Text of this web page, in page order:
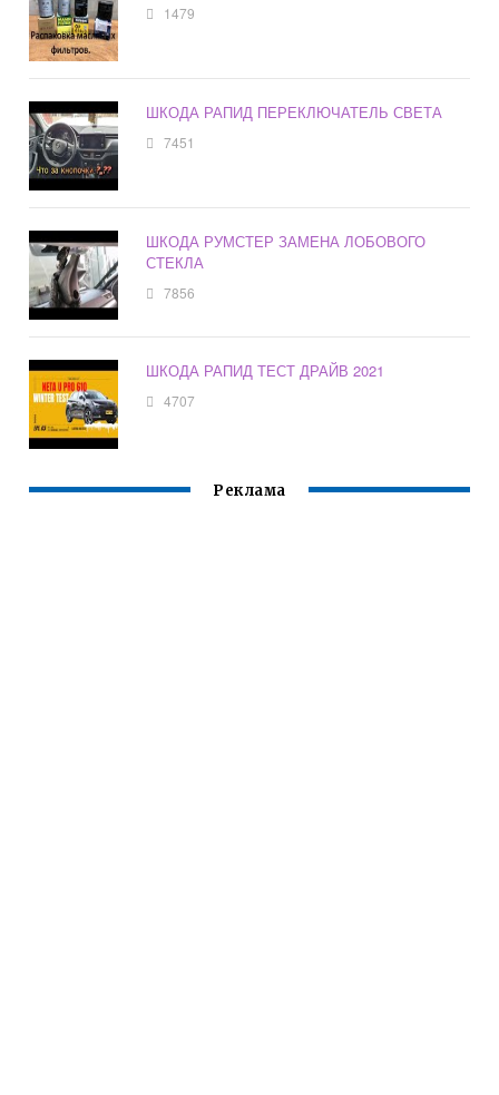
1479
ШКОДА РАПИД ПЕРЕКЛЮЧАТЕЛЬ СВЕТА
7451
ШКОДА РУМСТЕР ЗАМЕНА ЛОБОВОГО
СТЕКЛА
7856
ШКОДА РАПИД ТЕСТ ДРАЙВ 2021
4707
Реклама